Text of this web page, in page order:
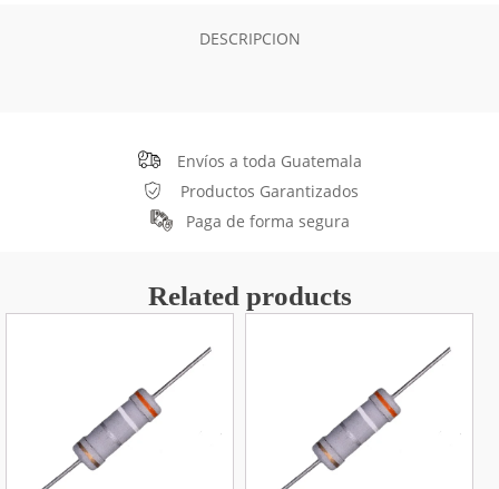
DESCRIPCION
Envíos a toda Guatemala
Productos Garantizados
Paga de forma segura
Related products